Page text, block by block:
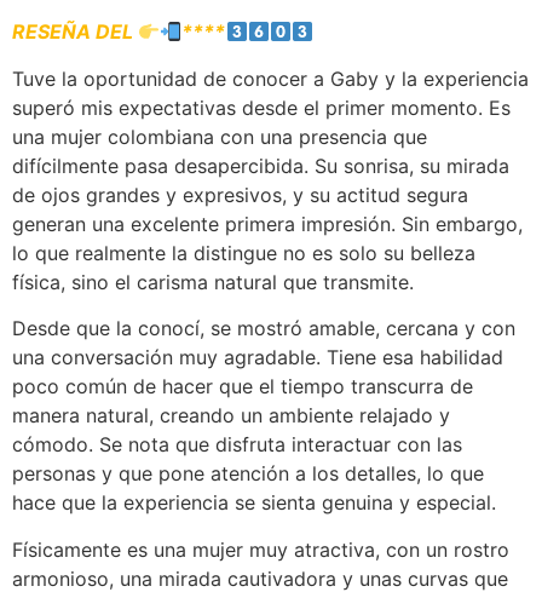
RESEÑA DEL
****
Tuve la oportunidad de conocer a Gaby y la experiencia
superó mis expectativas desde el primer momento. Es
una mujer colombiana con una presencia que
difícilmente pasa desapercibida. Su sonrisa, su mirada
de ojos grandes y expresivos, y su actitud segura
generan una excelente primera impresión. Sin embargo,
lo que realmente la distingue no es solo su belleza
física, sino el carisma natural que transmite.
Desde que la conocí, se mostró amable, cercana y con
una conversación muy agradable. Tiene esa habilidad
poco común de hacer que el tiempo transcurra de
manera natural, creando un ambiente relajado y
cómodo. Se nota que disfruta interactuar con las
personas y que pone atención a los detalles, lo que
hace que la experiencia se sienta genuina y especial.
Físicamente es una mujer muy atractiva, con un rostro
armonioso, una mirada cautivadora y unas curvas que